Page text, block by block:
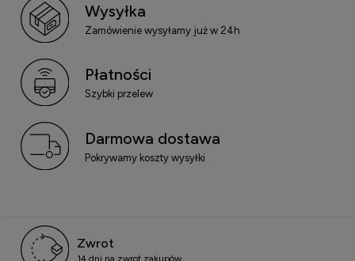
Wysyłka
Zamówienie wysyłamy już w 24h
Płatności
Szybki przelew
Darmowa dostawa
Pokrywamy koszty wysyłki
Zwrot
14 dni na zwrot zakupów